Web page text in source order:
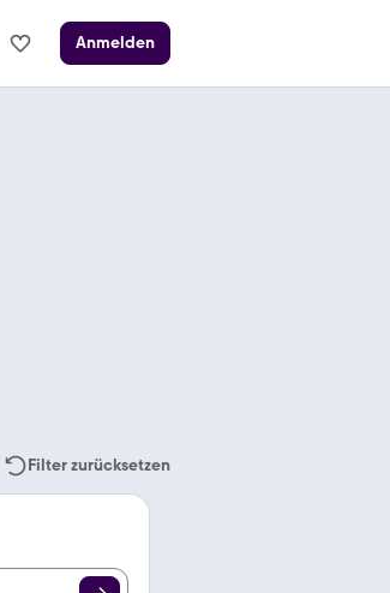
Anmelden
Filter zurücksetzen